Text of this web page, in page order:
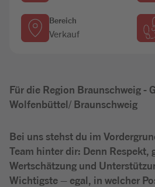
Bereich
Verkauf
Für die Region Braunschweig -
Wolfenbüttel/ Braunschweig
Bei uns stehst du im
Team hinter dir: Denn Respekt,
Wertschätzung und
Wichtigste – egal, in welcher